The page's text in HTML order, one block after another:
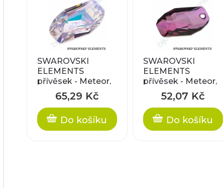
SWAROVSKI
ELEMENTS
přívěsek - Meteor,
crystal AB, 18mm
65,29 Kč
Do košíku
SWAROVSKI
ELEMENTS
přívěsek - Meteor,
crystal lilac
shadow, 18mm
52,07 Kč
Do košíku